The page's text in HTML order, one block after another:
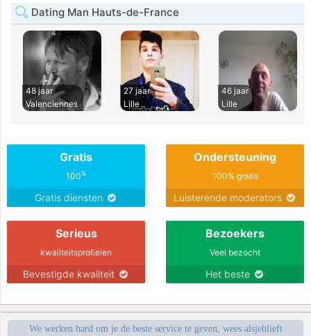
Dating Man Hauts-de-France
48 jaar
Valenciennes
27 jaar
Lille
46 jaar
Lille
Gratis
100%
Gratis diensten
Ondersteuning
100% gratis
Luisterende moderators
Serieus
kwaliteitsprofielen
Bevestigde kwaliteit
Bezoekers
Veel bezocht
Het beste
We werken hard om je de beste service te geven, wees alsjeblieft